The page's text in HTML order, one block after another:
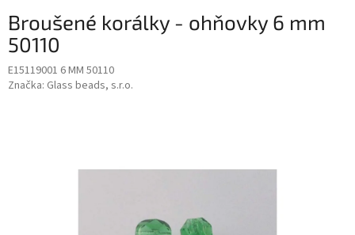
Broušené korálky - ohňovky 6 mm
50110
E15119001 6 MM 50110
Značka: Glass beads, s.r.o.